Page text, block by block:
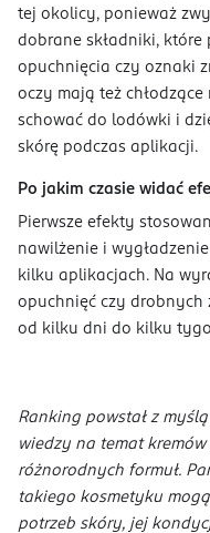
tej okolicy, ponieważ
dobrane składniki,
opuchnięcia czy oznaki
oczy mają też
schować do lodówki i
skórę podczas aplikacji.
Po jakim czasie widać
Pierwsze efekty
nawilżenie i
kilku aplikacjach. Na
opuchnięć czy drobnych
od kilku dni do kilku
Ranking powstał z
wiedzy na temat
różnorodnych formuł.
takiego kosmetyku
potrzeb skóry, jej